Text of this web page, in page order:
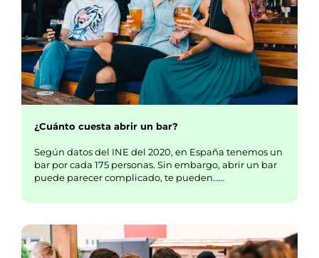
¿Cuánto cuesta abrir un bar?
Según datos del INE del 2020, en España tenemos un
bar por cada 175 personas. Sin embargo, abrir un bar
puede parecer complicado, te pueden……